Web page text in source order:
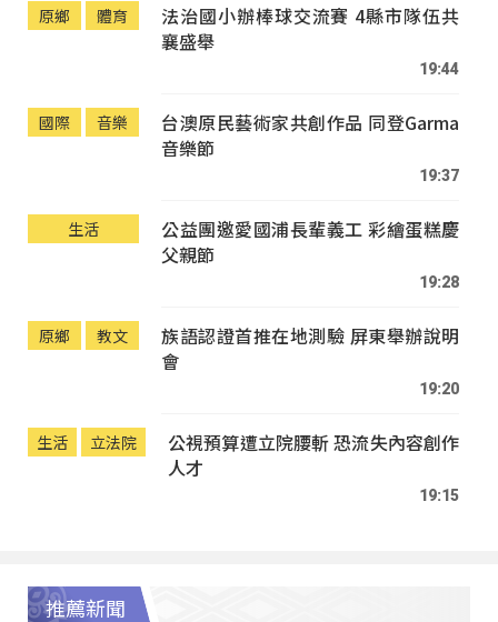
原鄉 體育
法治國小辦棒球交流賽 4縣市隊伍共
襄盛舉
19:44
國際 音樂
台澳原民藝術家共創作品 同登Garma
音樂節
19:37
生活
公益團邀愛國浦長輩義工 彩繪蛋糕慶
父親節
19:28
原鄉 教文
族語認證首推在地測驗 屏東舉辦說明
會
19:20
生活 立法院
公視預算遭立院腰斬 恐流失內容創作
人才
19:15
推薦新聞